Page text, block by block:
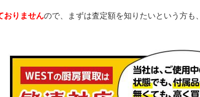
おりませんので、まずは査定額を知りたいという方も